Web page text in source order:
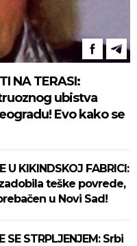
NA TERASI:
ubistva
Evo kako se
U KIKINDSKOJ FABRICI:
teške povrede,
u Novi Sad!
SE STRPLJENJEM: Srbi